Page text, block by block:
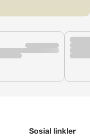
Sosial linkler